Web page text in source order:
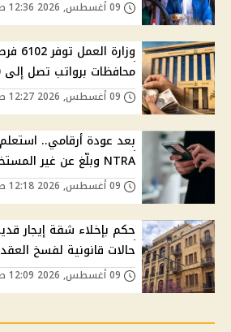
محافظات برواتب تصل إلى 9500 جنيه
NTRA وبلّغ عن غير المستخدمة
حالات قانونية لفسخ العقد